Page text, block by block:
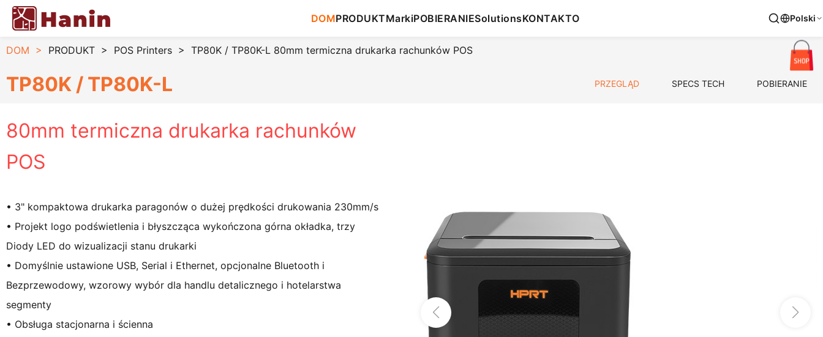
DOMPRODUKTMarkiPOBIERANIESolutionsKONTAKTO Polski
DOM > PRODUKT > POS Printers > TP80K / TP80K-L 80mm termiczna drukarka rachunków POS
TP80K / TP80K-L PRZEGLĄD SPECS TECH POBIERANIE
80mm termiczna drukarka rachunków
POS
• 3" kompaktowa drukarka paragonów o dużej prędkości drukowania 230mm/s
• Projekt logo podświetlenia i błyszcząca wykończona górna okładka, trzy
Diody LED do wizualizacji stanu drukarki
• Domyślnie ustawione USB, Serial i Ethernet, opcjonalne Bluetooth i
Bezprzewodowy, wzorowy wybór dla handlu detalicznego i hotelarstwa
segmenty
• Obsługa stacjonarna i ścienna